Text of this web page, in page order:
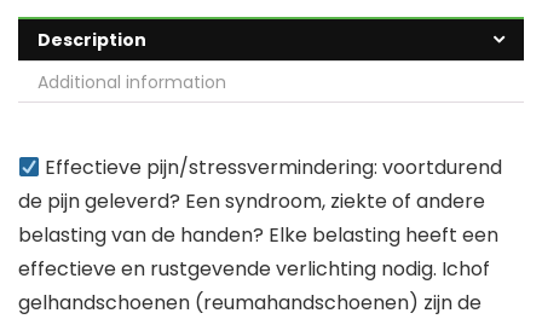
Description
Additional information
Effectieve pijn/stressvermindering: voortdurend
de pijn geleverd? Een syndroom, ziekte of andere
belasting van de handen? Elke belasting heeft een
effectieve en rustgevende verlichting nodig. Ichof
gelhandschoenen (reumahandschoenen) zijn de